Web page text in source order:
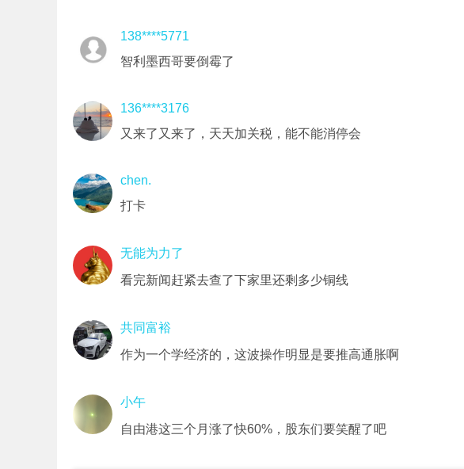
138****5771
智利墨西哥要倒霉了
136****3176
又来了又来了，天天加关税，能不能消停会
chen.
打卡
无能为力了
看完新闻赶紧去查了下家里还剩多少铜线
共同富裕
作为一个学经济的，这波操作明显是要推高通胀啊
小午
自由港这三个月涨了快60%，股东们要笑醒了吧